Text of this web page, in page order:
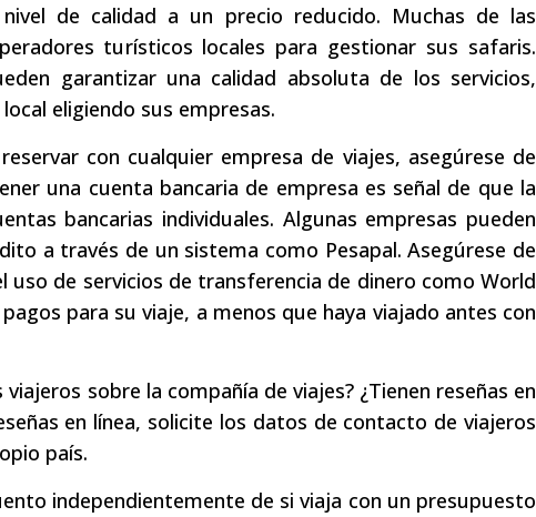
de calidad a un precio reducido. Muchas de las
turísticos locales para gestionar sus safaris.
garantizar una calidad absoluta de los servicios,
eligiendo sus empresas.
con cualquier empresa de viajes, asegúrese de
una cuenta bancaria de empresa es señal de que la
bancarias individuales. Algunas empresas pueden
a través de un sistema como Pesapal. Asegúrese de
uso de servicios de transferencia de dinero como World
para su viaje, a menos que haya viajado antes con
sobre la compañía de viajes? ¿Tienen reseñas en
en línea, solicite los datos de contacto de viajeros
país.
independientemente de si viaja con un presupuesto